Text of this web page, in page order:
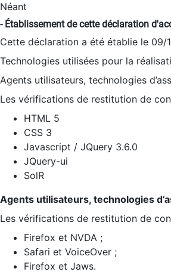
Néant
- Établissement de cette déclaration
Cette déclaration a été établie le 09/
Technologies utilisées pour la
Agents utilisateurs, technologies
Les vérifications de restitution de
HTML 5
CSS 3
Javascript / JQuery 3.6.0
JQuery-ui
SolR
Agents utilisateurs, technologies
Les vérifications de restitution de
Firefox et NVDA ;
Safari et VoiceOver ;
Firefox et Jaws.